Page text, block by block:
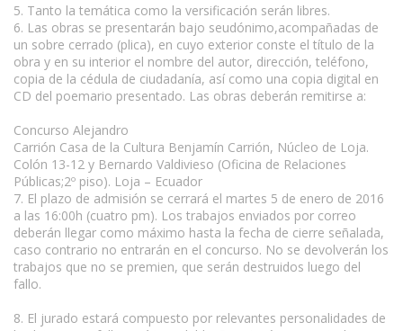
5. Tanto la temática como la versificación serán libres.
6. Las obras se presentarán bajo seudónimo,acompañadas de
un sobre cerrado (plica), en cuyo exterior conste el título de la
obra y en su interior el nombre del autor, dirección, teléfono,
copia de la cédula de ciudadanía, así como una copia digital en
CD del poemario presentado. Las obras deberán remitirse a:
Concurso Alejandro
Carrión Casa de la Cultura Benjamín Carrión, Núcleo de Loja.
Colón 13-12 y Bernardo Valdivieso (Oficina de Relaciones
Públicas;2º piso). Loja – Ecuador
7. El plazo de admisión se cerrará el martes 5 de enero de 2016
a las 16:00h (cuatro pm). Los trabajos enviados por correo
deberán llegar como máximo hasta la fecha de cierre señalada,
caso contrario no entrarán en el concurso. No se devolverán los
trabajos que no se premien, que serán destruidos luego del
fallo.
8. El jurado estará compuesto por relevantes personalidades de